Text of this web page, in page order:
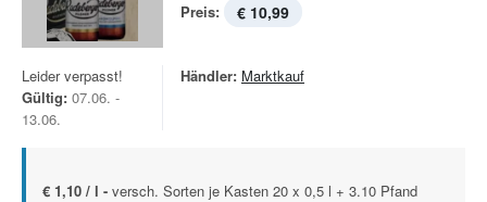
Preis: € 10,99
Leider verpasst!
Gültig: 07.06. -
13.06.
Händler: Marktkauf
€ 1,10 / l - versch. Sorten je Kasten 20 x 0,5 l + 3.10 Pfand